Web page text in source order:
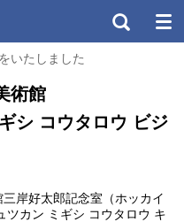
いたしました
術館
シ コウタロウ ビジ
岸好太郎記念室（ホッカイ
ツカン ミギシ コウタロウ キ